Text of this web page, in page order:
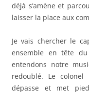
déjà s’amène et
laisser la place aux
Je vais chercher le
ensemble en tête
entendons notre
redoublé. Le
dépasse et met